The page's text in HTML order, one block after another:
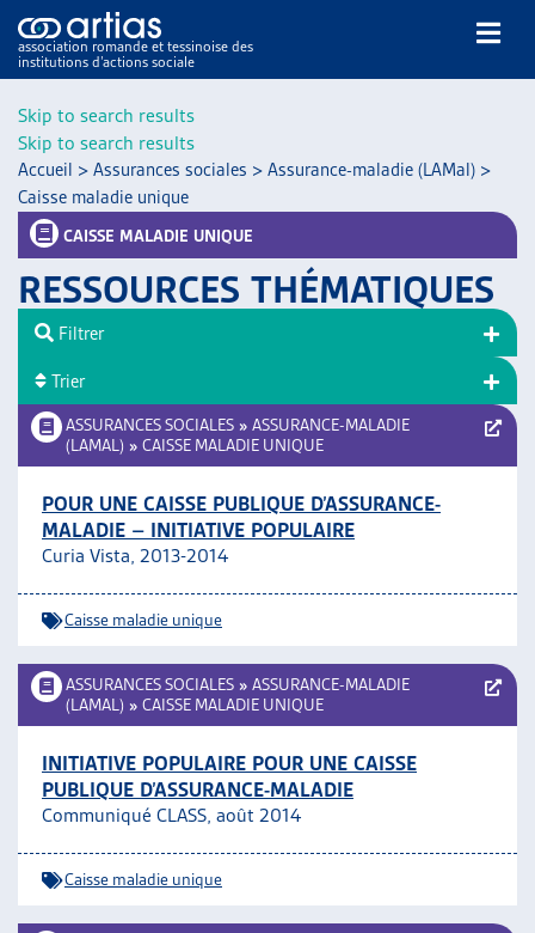
Skip to search results
Skip to search results
association romande et tessinoise des
institutions d’actions sociale
NOS PUBLICATIONS
ARTICLES
VEILLE
RESSOURCES
THÉMATIQUES
AUTRES
ARTIAS
PROJETS ET ACTIVITÉS
Accueil > Assurances sociales > Assurance-maladie (LAMal) >
Caisse maladie unique
CAISSE MALADIE UNIQUE
RESSOURCES THÉMATIQUES
ASSURANCES SOCIALES » ASSURANCE-MALADIE
(LAMAL) » CAISSE MALADIE UNIQUE
POUR UNE CAISSE PUBLIQUE D’ASSURANCE-
MALADIE – INITIATIVE POPULAIRE
Curia Vista, 2013-2014
Caisse maladie unique
ASSURANCES SOCIALES » ASSURANCE-MALADIE
(LAMAL) » CAISSE MALADIE UNIQUE
INITIATIVE POPULAIRE POUR UNE CAISSE
PUBLIQUE D’ASSURANCE-MALADIE
Communiqué CLASS, août 2014
Caisse maladie unique
Filtrer
Trier